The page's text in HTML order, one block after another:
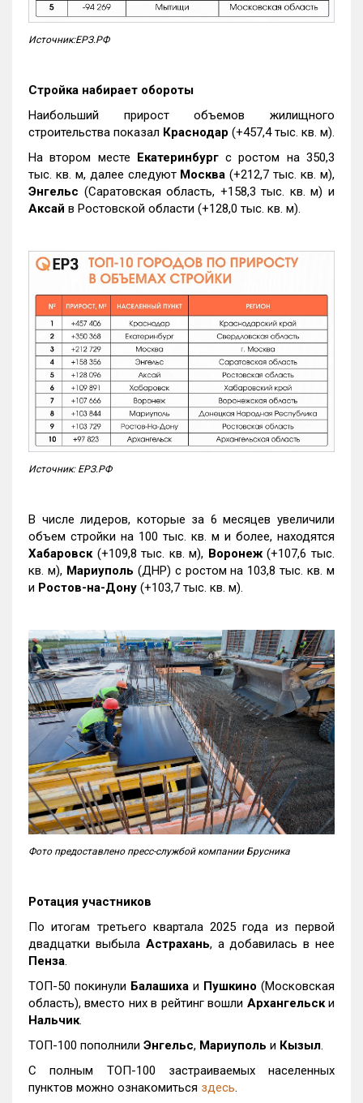
Источник:ЕРЗ.РФ
Стройка набирает обороты
Наибольший прирост объемов жилищного
строительства показал Краснодар (+457,4 тыс. кв. м).
На втором месте Екатеринбургс ростом на 350,3
тыс. кв. м, далее следуют Москва (+212,7 тыс. кв. м),
Энгельс (Саратовская область, +158,3 тыс. кв. м) и
Аксай в Ростовской области (+128,0 тыс. кв. м).
Источник: ЕРЗ.РФ
В числе лидеров, которые за 6 месяцев увеличили
объем стройки на 100 тыс. кв. м и более, находятся
Хабаровск (+109,8 тыс. кв. м), Воронеж(+107,6 тыс.
кв. м), Мариуполь (ДНР) с ростом на 103,8 тыс. кв. м
и Ростов-на-Дону (+103,7 тыс. кв. м).
Фото предоставлено пресс-службой компании Брусника
Ротация участников
По итогам третьего квартала 2025 года из первой
двадцатки выбыла Астрахань, а добавилась в нее
Пенза.
ТОП-50 покинули Балашиха и Пушкино (Московская
область), вместо них в рейтинг вошли Архангельски
Нальчик.
ТОП-100 пополнили Энгельс, Мариуполь и Кызыл.
С полным ТОП-100 застраиваемых населенных
пунктов можно ознакомиться здесь.